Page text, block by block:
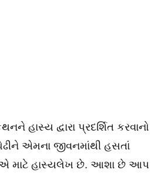
હાસ્ય દ્વારા પ્રદર્શિત કરવાનો
એમના જીવનમાંથી હસતાં
એ માટે હાસ્યલેખ છે. આશા છે આપ